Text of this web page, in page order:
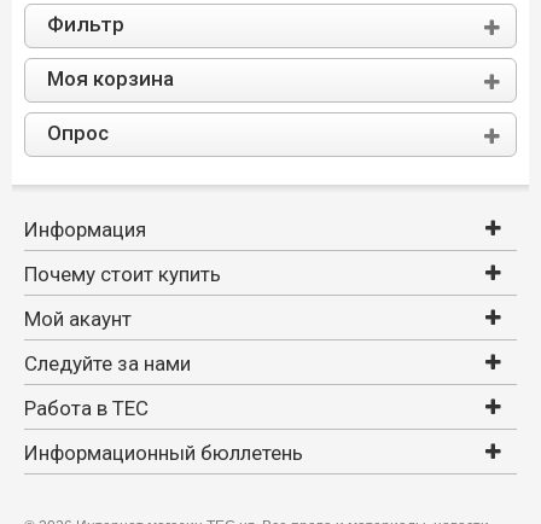
Фильтр
Моя корзина
Опрос
Информация
Почему стоит купить
Мой акаунт
Следуйте за нами
Работа в TEC
Информационный бюллетень